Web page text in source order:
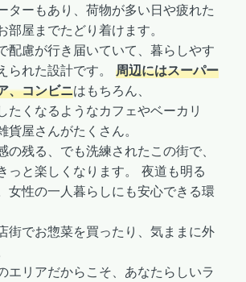
ターもあり、荷物が多い日や疲れた
部屋までたどり着けます。
配慮が行き届いていて、暮らしやす
られた設計です。 周辺にはスーパー
、コンビニはもちろん、
たくなるようなカフェやベーカリ
貨屋さんがたくさん。
の残る、でも洗練されたこの街で、
っと楽しくなります。 夜道も明る
女性の一人暮らしにも安心できる環
街でお惣菜を買ったり、気ままに外
エリアだからこそ、あなたらしいラ